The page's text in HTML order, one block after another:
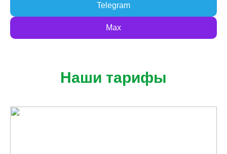
Telegram
Max
Наши тарифы